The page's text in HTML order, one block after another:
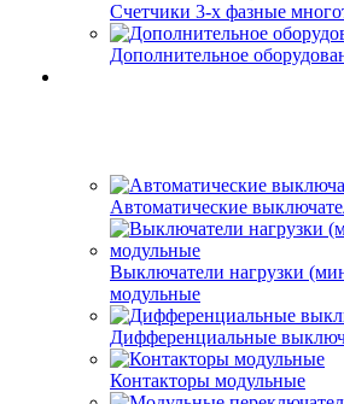
Счетчики 3-х фазные
Дополнительное
Автоматические
Выключатели нагрузки
модульные
Дифференциальные
Контакторы модульные